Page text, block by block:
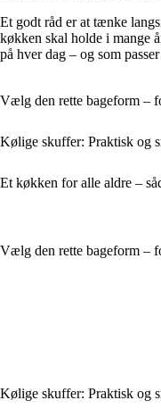
Et godt råd er at tænke
køkken skal holde i mange
på hver dag – og som
Vælg den rette bageform –
Kølige skuffer: Praktisk og
Et køkken for alle aldre –
Vælg den rette bageform –
Kølige skuffer: Praktisk og